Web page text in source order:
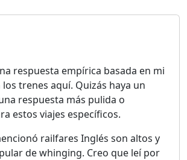
respuesta empírica basada en mi
trenes aquí. Quizás haya un
respuesta más pulida o
estos viajes específicos.
railfares Inglés son altos y
de whinging. Creo que leí por